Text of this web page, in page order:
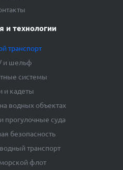
и технологии
транспорт
и шельф
системы
и кадеты
водных объектах
суда
безопасность
транспорт
флот